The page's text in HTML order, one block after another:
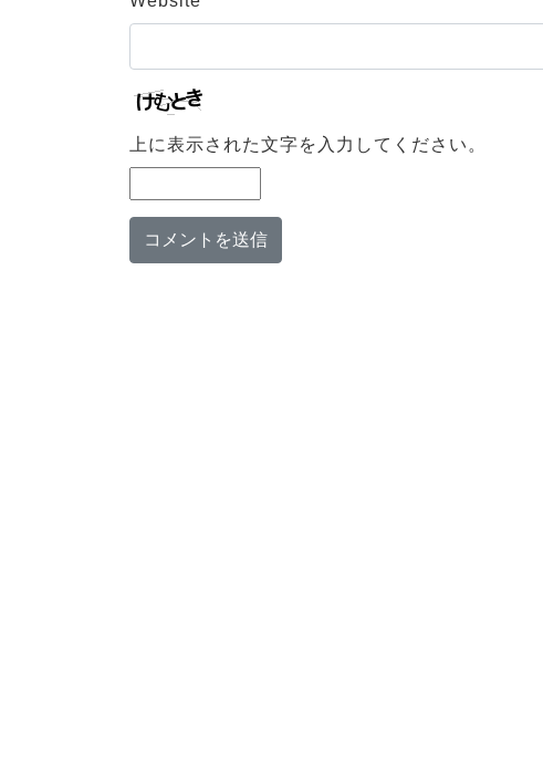
上に表示された文字を入力してください。